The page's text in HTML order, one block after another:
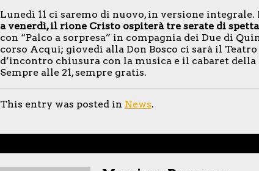
Lunedì 11 ci saremo di nuovo, in versione
a venerdì, il rione Cristo ospiterà tre serate di
con “Palco a sorpresa” in compagnia dei Due di
corso Acqui; giovedì alla Don Bosco ci sarà il
d’incontro chiusura con la musica e il cabaret della
Sempre alle 21, sempre gratis.
This entry was posted in News.